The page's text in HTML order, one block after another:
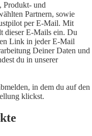
Produkt- und
Partnern, sowie
per E-Mail. Mit
dieser E-Mails ein. Du
Link in jeder E-Mail
Deiner Daten und
du in unserer
in dem du auf den
klickst.